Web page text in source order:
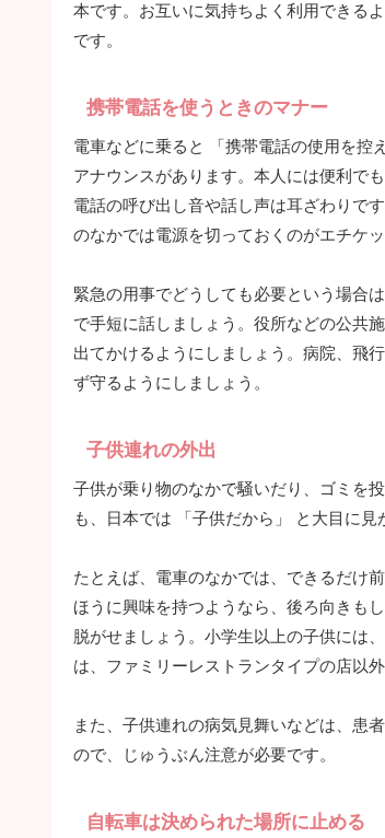
本です。お互いに気持ちよく利用できる
です。
携帯電話を使うときのマナー
電車などに乗ると 「携帯電話の使用を控
アナウンスがあります。本人には便利で
電話の呼び出し音や話し声は耳ざわりで
のなかでは電源を切っておくのがエチケッ
緊急の用事でどうしても必要という場合
で手短に話しましょう。役所などの公共
出てかけるようにしましょう。病院、飛
ず守るようにしましょう。
子供連れの外出
子供が乗り物のなかで騒いだり、ゴミを
も、日本では 「子供だから」 と大目に見
たとえば、電車のなかでは、できるだけ
ほうに興味を持つようなら、後ろ向きも
脱がせましょう。小学生以上の子供には
は、ファミリーレストランタイプの店以
また、子供連れの病気見舞いなどは、患
ので、じゅうぶん注意が必要です。
自転車は決められた場所に止める